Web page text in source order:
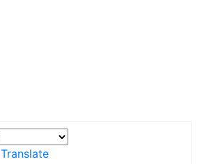
Translate